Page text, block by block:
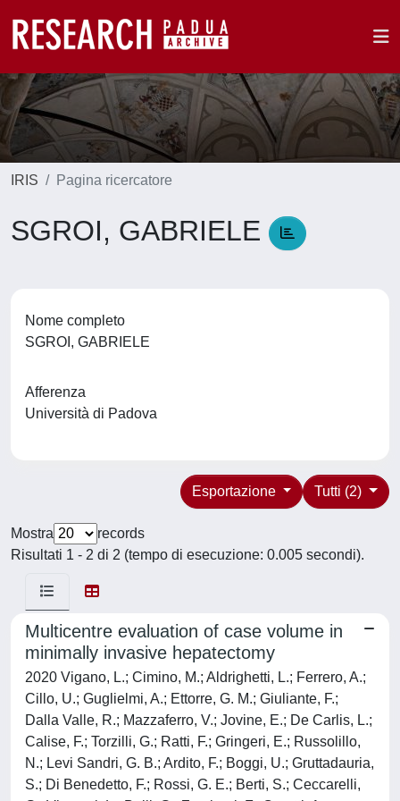
IRIS Pagina ricercatore
SGROI, GABRIELE
Nome completo
SGROI, GABRIELE
Afferenza
Università di Padova
Tutti (2)
Esportazione
Mostra
records
Risultati 1 - 2 di 2 (tempo di esecuzione: 0.005 secondi).
Multicentre evaluation of case volume in
minimally invasive hepatectomy
2020 Vigano, L.; Cimino, M.; Aldrighetti, L.; Ferrero, A.;
Cillo, U.; Guglielmi, A.; Ettorre, G. M.; Giuliante, F.;
Dalla Valle, R.; Mazzaferro, V.; Jovine, E.; De Carlis, L.;
Calise, F.; Torzilli, G.; Ratti, F.; Gringeri, E.; Russolillo,
N.; Levi Sandri, G. B.; Ardito, F.; Boggi, U.; Gruttadauria,
S.; Di Benedetto, F.; Rossi, G. E.; Berti, S.; Ceccarelli,